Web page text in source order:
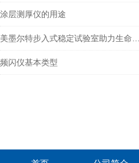
涂层测厚仪的用途
频闪仪基本类型